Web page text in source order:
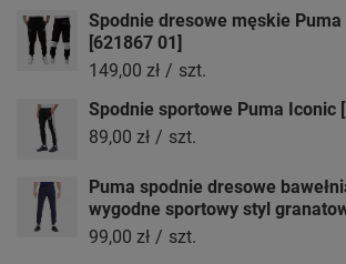
Spodnie dresowe męskie Puma
[621867 01]
149,00 zł / szt.
Spodnie sportowe Puma Iconic
89,00 zł / szt.
Puma spodnie dresowe
wygodne sportowy styl
99,00 zł / szt.